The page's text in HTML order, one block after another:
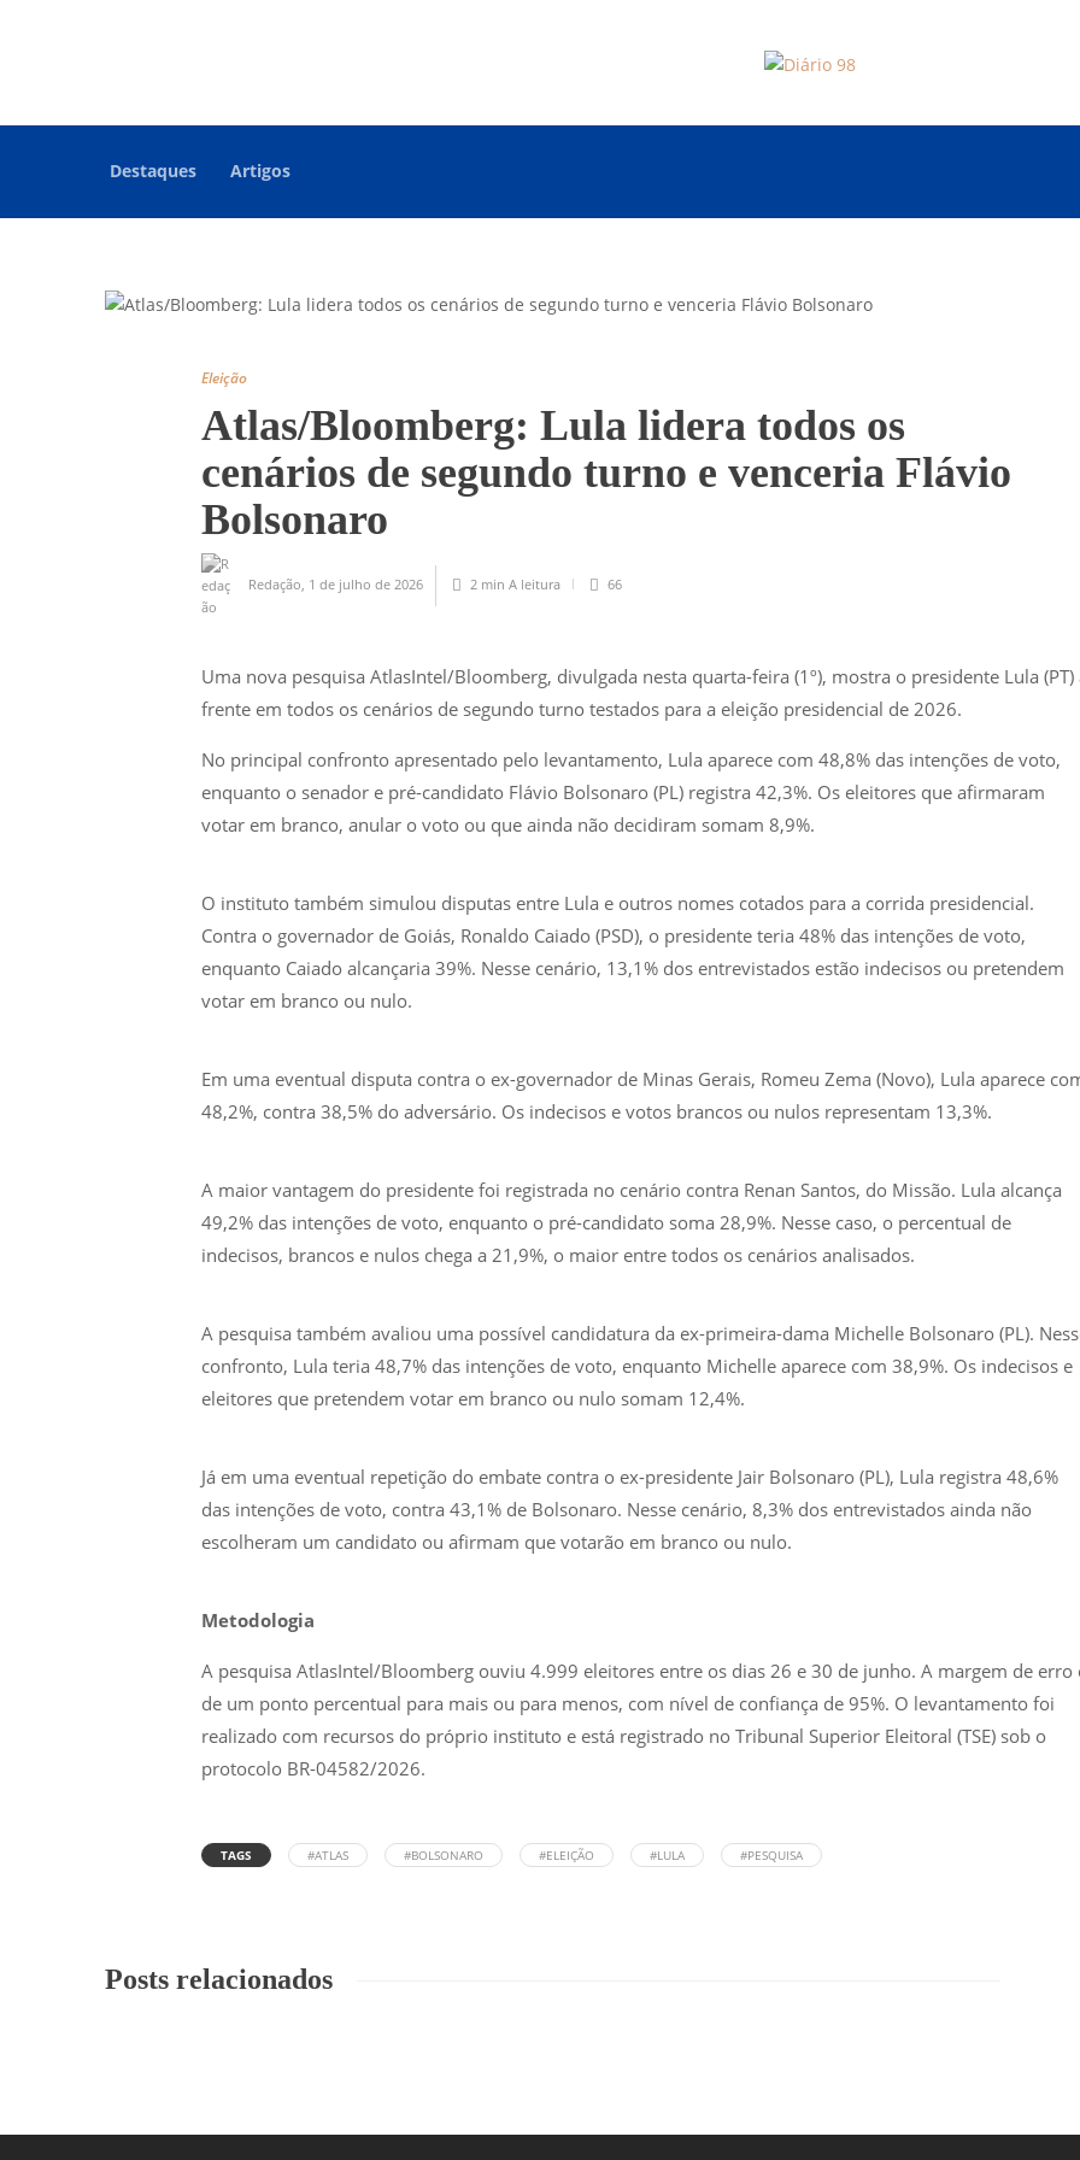
Destaques Artigos
Eleição
Atlas/Bloomberg: Lula lidera todos os
cenários de segundo turno e venceria Flávio
Bolsonaro
Redação 1 de julho de 2026 2 min A leitura 66
Uma nova pesquisa AtlasIntel/Bloomberg, divulgada nesta quarta-feira (1º), mostra o presidente Lula (PT)
frente em todos os cenários de segundo turno testados para a eleição presidencial de 2026.
No principal confronto apresentado pelo levantamento, Lula aparece com 48,8% das intenções de voto,
enquanto o senador e pré-candidato Flávio Bolsonaro (PL) registra 42,3%. Os eleitores que afirmaram
votar em branco, anular o voto ou que ainda não decidiram somam 8,9%.
O instituto também simulou disputas entre Lula e outros nomes cotados para a corrida presidencial.
Contra o governador de Goiás, Ronaldo Caiado (PSD), o presidente teria 48% das intenções de voto,
enquanto Caiado alcançaria 39%. Nesse cenário, 13,1% dos entrevistados estão indecisos ou pretendem
votar em branco ou nulo.
Em uma eventual disputa contra o ex-governador de Minas Gerais, Romeu Zema (Novo), Lula aparece
48,2%, contra 38,5% do adversário. Os indecisos e votos brancos ou nulos representam 13,3%.
A maior vantagem do presidente foi registrada no cenário contra Renan Santos, do Missão. Lula alcança
49,2% das intenções de voto, enquanto o pré-candidato soma 28,9%. Nesse caso, o percentual de
indecisos, brancos e nulos chega a 21,9%, o maior entre todos os cenários analisados.
A pesquisa também avaliou uma possível candidatura da ex-primeira-dama Michelle Bolsonaro (PL).
confronto, Lula teria 48,7% das intenções de voto, enquanto Michelle aparece com 38,9%. Os indecisos e
eleitores que pretendem votar em branco ou nulo somam 12,4%.
Já em uma eventual repetição do embate contra o ex-presidente Jair Bolsonaro (PL), Lula registra 48,6%
das intenções de voto, contra 43,1% de Bolsonaro. Nesse cenário, 8,3% dos entrevistados ainda não
escolheram um candidato ou afirmam que votarão em branco ou nulo.
Metodologia
A pesquisa AtlasIntel/Bloomberg ouviu 4.999 eleitores entre os dias 26 e 30 de junho. A margem de erro
de um ponto percentual para mais ou para menos, com nível de confiança de 95%. O levantamento foi
realizado com recursos do próprio instituto e está registrado no Tribunal Superior Eleitoral (TSE) sob o
protocolo BR-04582/2026.
TAGS #ATLAS #BOLSONARO #ELEIÇÃO #LULA #PESQUISA
Posts relacionados